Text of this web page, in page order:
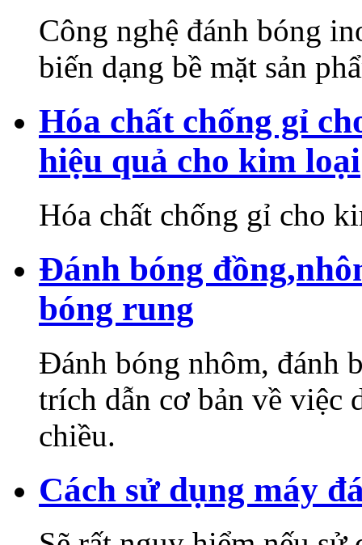
Công nghệ đánh bóng
biến dạng bề mặt sản
Hóa chất chống gỉ
hiệu quả cho kim loại
Hóa chất chống gỉ cho
Đánh bóng
bóng rung
Đánh bóng nhôm, đánh
trích dẫn cơ bản về việc
chiều.
Cách sử dụng máy